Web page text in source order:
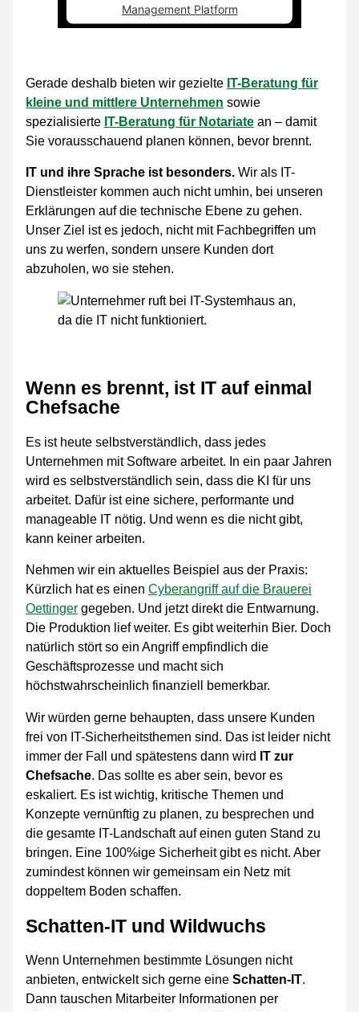
Management Platform
Gerade deshalb bieten wir gezielte IT-Beratung für
kleine und mittlere Unternehmen sowie
spezialisierte IT-Beratung für Notariatean – damit
Sie vorausschauend planen können, bevor brennt.
IT und ihre Sprache ist besonders.Wir als IT-
Dienstleister kommen auch nicht umhin, bei unseren
Erklärungen auf die technische Ebene zu gehen.
Unser Ziel ist es jedoch, nicht mit Fachbegriffen um
uns zu werfen, sondern unsere Kunden dort
abzuholen, wo sie stehen.
Wenn es brennt, ist IT auf einmal
Chefsache
Es ist heute selbstverständlich, dass jedes
Unternehmen mit Software arbeitet. In ein paar Jahren
wird es selbstverständlich sein, dass die KI für uns
arbeitet. Dafür ist eine sichere, performante und
manageable IT nötig. Und wenn es die nicht gibt,
kann keiner arbeiten.
Nehmen wir ein aktuelles Beispiel aus der Praxis:
Kürzlich hat es einen Cyberangriff auf die Brauerei
Oettingergegeben. Und jetzt direkt die Entwarnung.
Die Produktion lief weiter. Es gibt weiterhin Bier. Doch
natürlich stört so ein Angriff empfindlich die
Geschäftsprozesse und macht sich
höchstwahrscheinlich finanziell bemerkbar.
Wir würden gerne behaupten, dass unsere Kunden
frei von IT-Sicherheitsthemen sind. Das ist leider nicht
immer der Fall und spätestens dann wird IT zur
Chefsache. Das sollte es aber sein, bevor es
eskaliert. Es ist wichtig, kritische Themen und
Konzepte vernünftig zu planen, zu besprechen und
die gesamte IT-Landschaft auf einen guten Stand zu
bringen. Eine 100%ige Sicherheit gibt es nicht. Aber
zumindest können wir gemeinsam ein Netz mit
doppeltem Boden schaffen.
Schatten-IT und Wildwuchs
Wenn Unternehmen bestimmte Lösungen nicht
anbieten, entwickelt sich gerne eine Schatten-IT.
Dann tauschen Mitarbeiter Informationen per